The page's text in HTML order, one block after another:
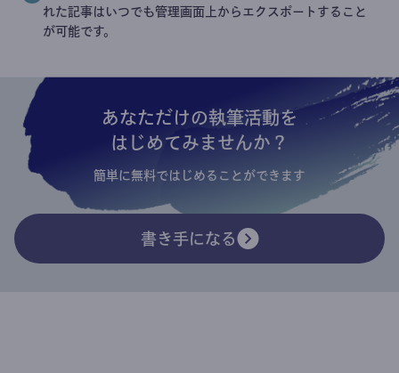
れた記事はいつでも管理画面上からエクスポートすること
が可能です。
あなただけの執筆活動を
はじめてみませんか？
簡単に無料ではじめることができます
書き手になる